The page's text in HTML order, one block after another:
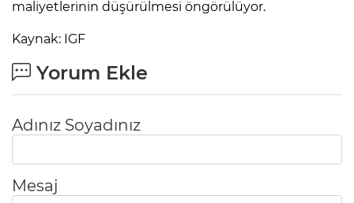
maliyetlerinin düşürülmesi öngörülüyor.
Kaynak: IGF
Yorum Ekle
Adınız Soyadınız
Mesaj